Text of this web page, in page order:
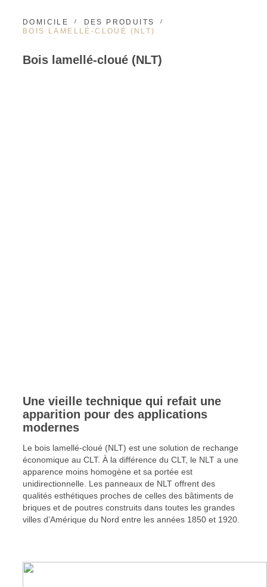
DOMICILE
DES PRODUITS
BOIS LAMELLÉ-CLOUÉ (NLT)
Bois lamellé-cloué (NLT)
Une vieille technique qui refait une
apparition pour des applications
modernes
Le bois lamellé-cloué (NLT) est une solution de rechange
économique au CLT. À la différence du CLT, le NLT a une
apparence moins homogène et sa portée est
unidirectionnelle. Les panneaux de NLT offrent des
qualités esthétiques proches de celles des bâtiments de
briques et de poutres construits dans toutes les grandes
villes d’Amérique du Nord entre les années 1850 et 1920.